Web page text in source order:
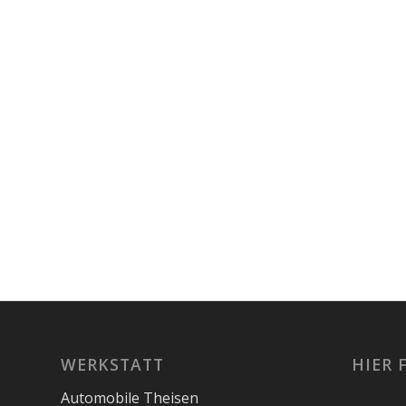
WERKSTATT
Automobile Theisen
HIER